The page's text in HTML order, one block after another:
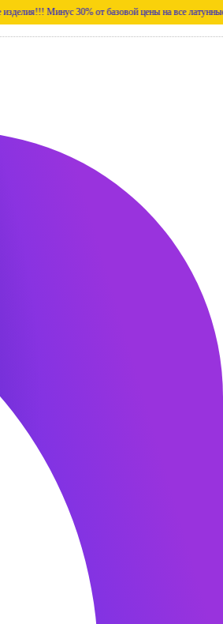
Минус 30% от базовой цены на все латунные изделия!!!